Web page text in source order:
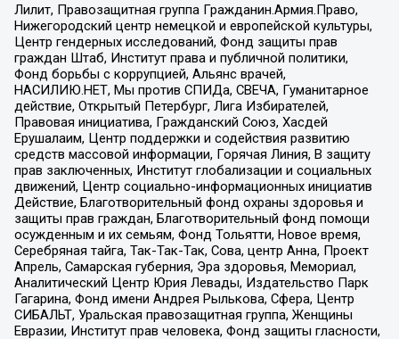
Лилит, Правозащитная группа Гражданин.Армия.Право,
Нижегородский центр немецкой и европейской культуры,
Центр гендерных исследований, Фонд защиты прав
граждан Штаб, Институт права и публичной политики,
Фонд борьбы с коррупцией, Альянс врачей,
НАСИЛИЮ.НЕТ, Мы против СПИДа, СВЕЧА, Гуманитарное
действие, Открытый Петербург, Лига Избирателей,
Правовая инициатива, Гражданский Союз, Хасдей
Ерушалаим, Центр поддержки и содействия развитию
средств массовой информации, Горячая Линия, В защиту
прав заключенных, Институт глобализации и социальных
движений, Центр социально-информационных инициатив
Действие, Благотворительный фонд охраны здоровья и
защиты прав граждан, Благотворительный фонд помощи
осужденным и их семьям, Фонд Тольятти, Новое время,
Серебряная тайга, Так-Так-Так, Сова, центр Анна, Проект
Апрель, Самарская губерния, Эра здоровья, Мемориал,
Аналитический Центр Юрия Левады, Издательство Парк
Гагарина, Фонд имени Андрея Рылькова, Сфера, Центр
СИБАЛЬТ, Уральская правозащитная группа, Женщины
Евразии, Институт прав человека, Фонд защиты гласности,